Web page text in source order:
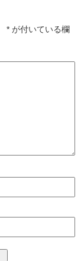
* が付いている欄